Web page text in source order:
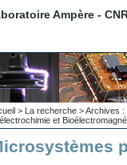
Ampère -
> La recherche >Archives :
et